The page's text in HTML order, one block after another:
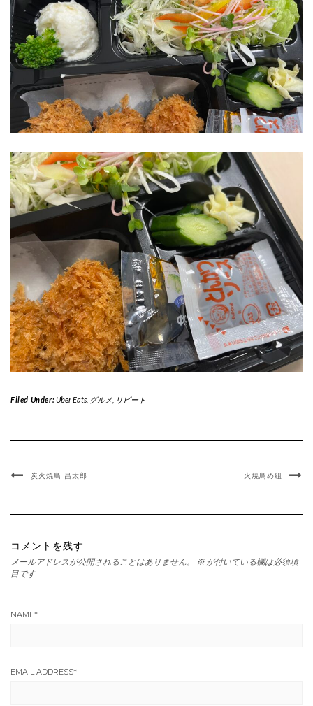
Filed Under:Uber Eats, グルメ, リピート
炭火焼鳥 昌太郎 火焼鳥め組
コメントを残す
メールアドレスが公開されることはありません。 ※ が付いている欄は必須項
目です
NAME*
EMAIL ADDRESS*